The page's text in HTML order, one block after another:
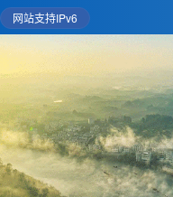
网站支持IPv6